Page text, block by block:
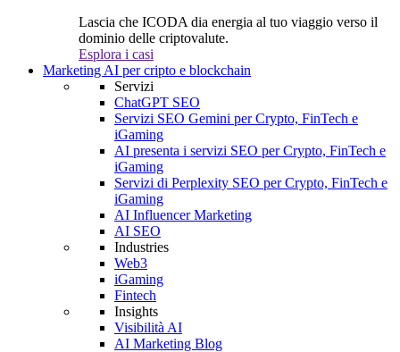
Lascia che ICODA dia energia al tuo viaggio verso il
dominio delle criptovalute.
Esplora i casi
Marketing AI per cripto e blockchain
Servizi
ChatGPT SEO
Servizi SEO Gemini per Crypto, FinTech e
iGaming
AI presenta i servizi SEO per Crypto, FinTech e
iGaming
Servizi di Perplexity SEO per Crypto, FinTech e
iGaming
AI Influencer Marketing
AI SEO
Industries
Web3
iGaming
Fintech
Insights
Visibilità AI
AI Marketing Blog